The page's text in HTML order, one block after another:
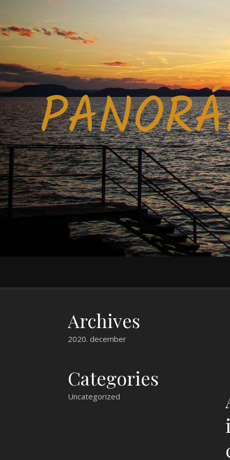
Archives
2020. december
Categories
Uncategorized